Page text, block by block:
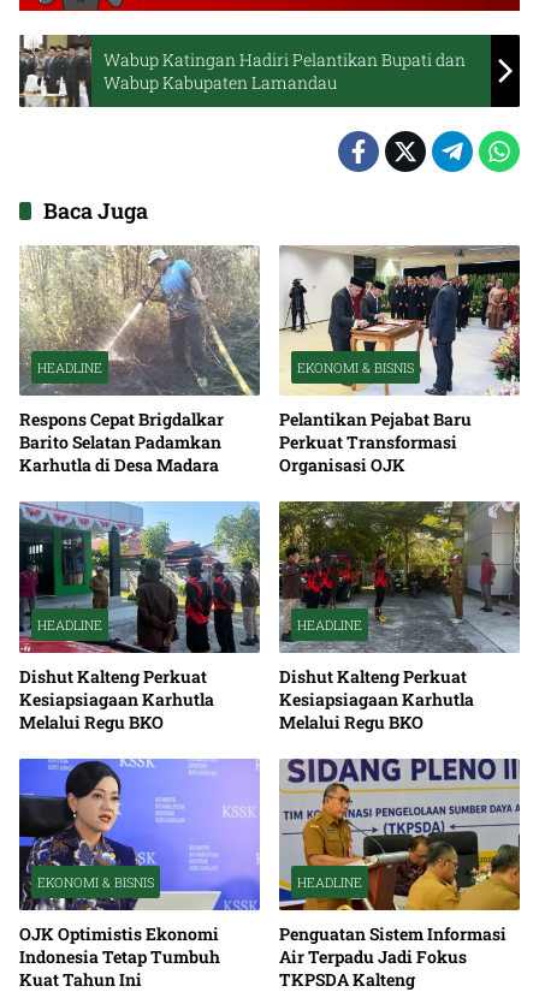
Wabup Katingan Hadiri Pelantikan Bupati dan
Wabup Kabupaten Lamandau
Baca Juga
HEADLINE
Respons Cepat Brigdalkar
Barito Selatan Padamkan
Karhutla di Desa Madara
EKONOMI & BISNIS
Pelantikan Pejabat Baru
Perkuat Transformasi
Organisasi OJK
HEADLINE
Dishut Kalteng Perkuat
Kesiapsiagaan Karhutla
Melalui Regu BKO
HEADLINE
Dishut Kalteng Perkuat
Kesiapsiagaan Karhutla
Melalui Regu BKO
EKONOMI & BISNIS
OJK Optimistis Ekonomi
Indonesia Tetap Tumbuh
Kuat Tahun Ini
HEADLINE
Penguatan Sistem Informasi
Air Terpadu Jadi Fokus
TKPSDA Kalteng